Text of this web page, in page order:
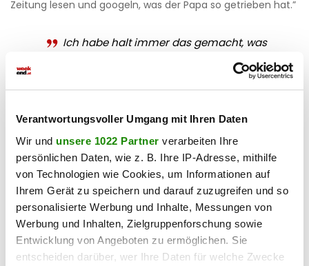
Verantwortungsvoller Umgang mit Ihren Daten
Wir und unsere 1022 Partner verarbeiten Ihre
persönlichen Daten, wie z. B. Ihre IP-Adresse, mithilfe
von Technologien wie Cookies, um Informationen auf
Ihrem Gerät zu speichern und darauf zuzugreifen und so
personalisierte Werbung und Inhalte, Messungen von
Werbung und Inhalten, Zielgruppenforschung sowie
Entwicklung von Angeboten zu ermöglichen. Sie
entscheiden darüber, wer Ihre Daten für welche Zwecke
Zeitung lesen und googeln, was der Papa so getrieben hat.”
Ich habe halt immer das gemacht, was
in meinem Kopf war, und das war natürlich
Haben Sie einen Fehler gefunden?Schicken Sie uns Ihr
Feedback zu diesem Artikel.
teilen